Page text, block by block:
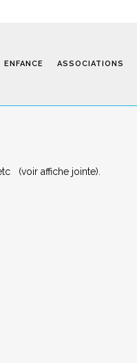
ENFANCE ASSOCIATIONS
(voir affiche jointe).